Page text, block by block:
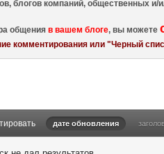
блогов компаний, общественных
общенияв вашем блоге, вы можете
комментирования или "Черный
дате обновления